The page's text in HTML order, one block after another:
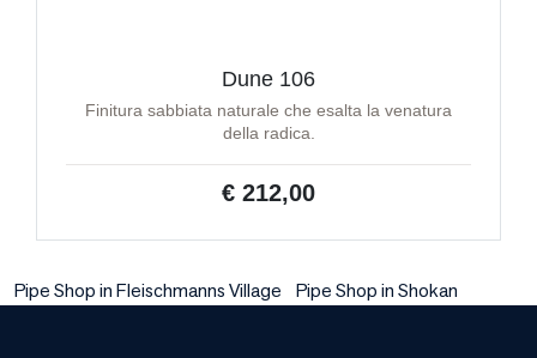
Dune 106
Finitura sabbiata naturale che esalta la venatura
della radica.
€ 212,00
Pipe Shop in Fleischmanns Village Pipe Shop in Shokan